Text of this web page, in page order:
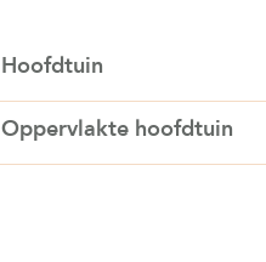
Hoofdtuin
Oppervlakte hoofdtuin